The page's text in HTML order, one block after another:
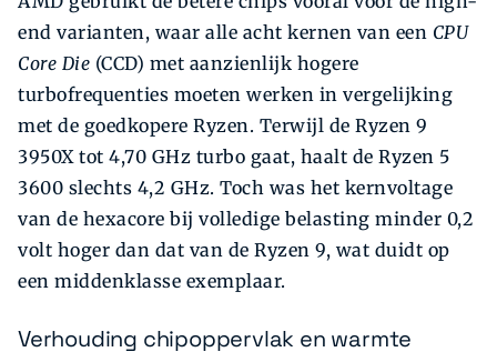
end varianten, waar alle acht kernen van een CPU
Core Die (CCD) met aanzienlijk hogere
turbofrequenties moeten werken in vergelijking
met de goedkopere Ryzen. Terwijl de Ryzen 9
3950X tot 4,70 GHz turbo gaat, haalt de Ryzen 5
3600 slechts 4,2 GHz. Toch was het kernvoltage
van de hexacore bij volledige belasting minder 0,2
volt hoger dan dat van de Ryzen 9, wat duidt op
een midden­klasse exemplaar.
Verhouding chipoppervlak en warmte